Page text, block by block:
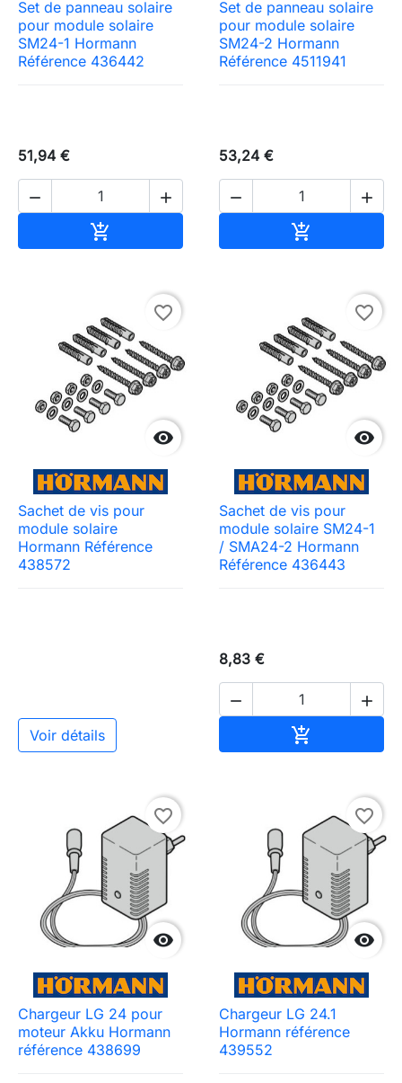
Set de panneau solaire
pour module solaire
SM24-1 Hormann
Référence 436442
51,94 €
 

Set de panneau solaire
pour module solaire
SM24-2 Hormann
Référence 4511941
53,24 €
 


favorite_border
Sachet de vis pour
module solaire
Hormann Référence
438572
Voir détails

favorite_border
Sachet de vis pour
module solaire SM24-1
/ SMA24-2 Hormann
Référence 436443
8,83 €
 


favorite_border
Chargeur LG 24 pour
moteur Akku Hormann
référence 438699

favorite_border
Chargeur LG 24.1
Hormann référence
439552